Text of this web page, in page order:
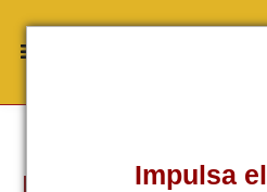
Impulsa el